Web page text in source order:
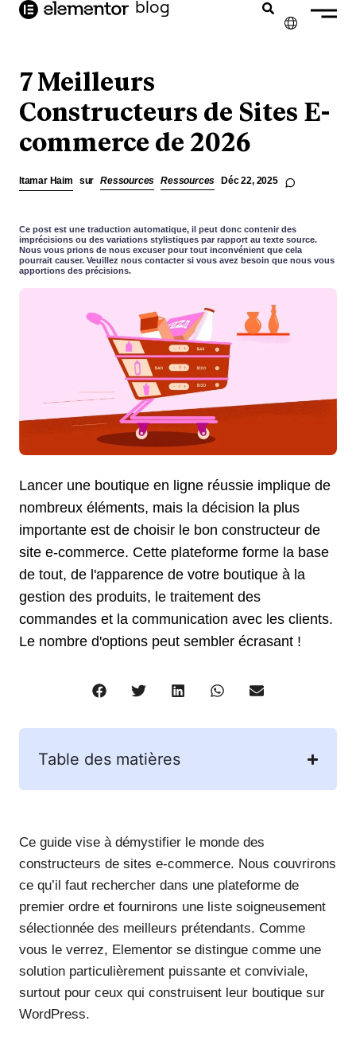
principal
blog
NEDERLANDS
DEUTSCH
ITALIANO
7 Meilleurs
Constructeurs de Sites E-
commerce de 2026
Itamar Haim sur Ressources Ressources Déc 22, 2025
Ce post est une traduction automatique, il peut donc contenir des
imprécisions ou des variations stylistiques par rapport au texte source.
Nous vous prions de nous excuser pour tout inconvénient que cela
pourrait causer. Veuillez nous contacter si vous avez besoin que nous vous
apportions des précisions.
Lancer une boutique en ligne réussie implique de
nombreux éléments, mais la décision la plus
importante est de choisir le bon constructeur de
site e-commerce. Cette plateforme forme la base
de tout, de l'apparence de votre boutique à la
gestion des produits, le traitement des
commandes et la communication avec les clients.
Le nombre d'options peut sembler écrasant !
Table des matières
Ce guide vise à démystifier le monde des
constructeurs de sites e-commerce. Nous couvrirons
ce qu’il faut rechercher dans une plateforme de
premier ordre et fournirons une liste soigneusement
sélectionnée des meilleurs prétendants. Comme
vous le verrez, Elementor se distingue comme une
solution particulièrement puissante et conviviale,
surtout pour ceux qui construisent leur boutique sur
WordPress.